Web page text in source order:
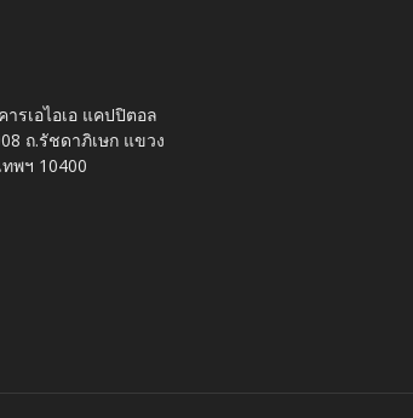
ารเอไอเอ แคปปิตอล
ถ.รัชดาภิเษก แขวง
พฯ 10400